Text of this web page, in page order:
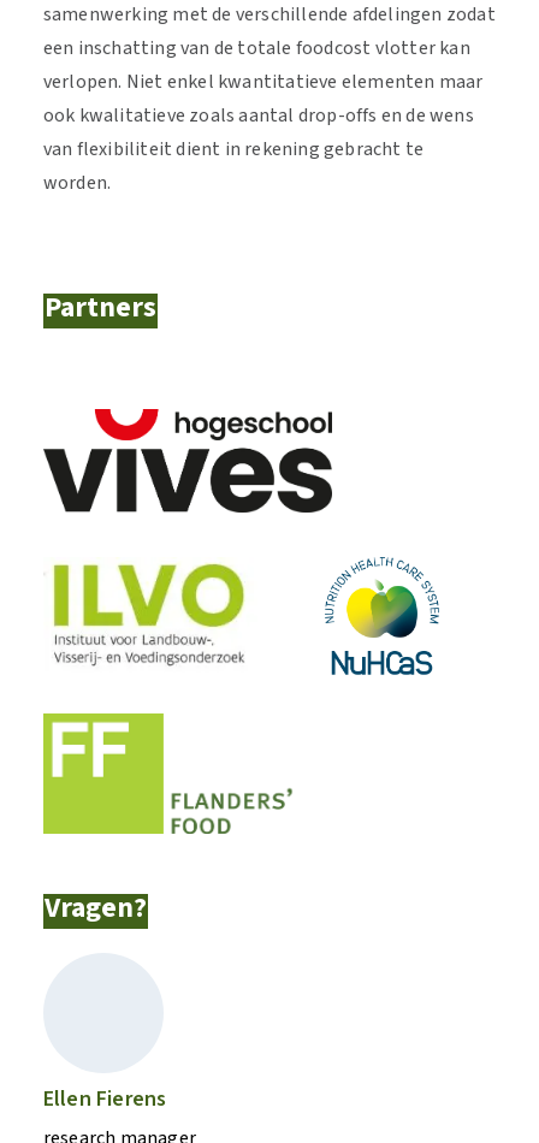
samenwerking met de verschillende afdelingen zodat
een inschatting van de totale foodcost vlotter kan
verlopen. Niet enkel kwantitatieve elementen maar
ook kwalitatieve zoals aantal drop-offs en de wens
van flexibiliteit dient in rekening gebracht te
worden.
Partners
Vragen?
Ellen Fierens